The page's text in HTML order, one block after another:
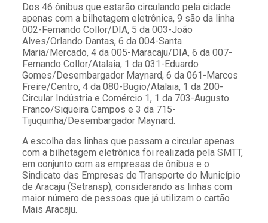
Dos 46 ônibus que estarão circulando pela cidade
apenas com a bilhetagem eletrônica, 9 são da linha
002-Fernando Collor/DIA, 5 da 003-João
Alves/Orlando Dantas, 6 da 004-Santa
Maria/Mercado, 4 da 005-Maracaju/DIA, 6 da 007-
Fernando Collor/Atalaia, 1 da 031-Eduardo
Gomes/Desembargador Maynard, 6 da 061-Marcos
Freire/Centro, 4 da 080-Bugio/Atalaia, 1 da 200-
Circular Indústria e Comércio 1, 1 da 703-Augusto
Franco/Siqueira Campos e 3 da 715-
Tijuquinha/Desembargador Maynard.
A escolha das linhas que passam a circular apenas
com a bilhetagem eletrônica foi realizada pela SMTT,
em conjunto com as empresas de ônibus e o
Sindicato das Empresas de Transporte do Município
de Aracaju (Setransp), considerando as linhas com
maior número de pessoas que já utilizam o cartão
Mais Aracaju.